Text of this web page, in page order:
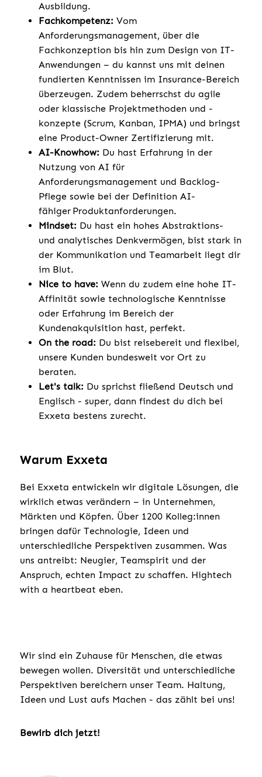
Ausbildung.
Fachkompetenz: Vom
Anforderungsmanagement, über die
Fachkonzeption bis hin zum Design von IT-
Anwendungen – du kannst uns mit deinen
fundierten Kenntnissen im Insurance-Bereich
überzeugen. Zudem beherrschst du agile
oder klassische Projektmethoden und -
konzepte (Scrum, Kanban, IPMA) und bringst
eine Product-Owner Zertifizierung mit.
AI-Knowhow: Du hast Erfahrung in der
Nutzung von AI für
Anforderungsmanagement und Backlog-
Pflege sowie bei der Definition AI-
fähiger Produktanforderungen.
Mindset: Du hast ein hohes Abstraktions-
und analytisches Denkvermögen, bist stark in
der Kommunikation und Teamarbeit liegt dir
im Blut.
Nice to have: Wenn du zudem eine hohe IT-
Affinität sowie technologische Kenntnisse
oder Erfahrung im Bereich der
Kundenakquisition hast, perfekt.
On the road: Du bist reisebereit und flexibel,
unsere Kunden bundesweit vor Ort zu
beraten.
Let's talk: Du sprichst fließend Deutsch und
Englisch - super, dann findest du dich bei
Exxeta bestens zurecht.
Warum Exxeta
Bei Exxeta entwickeln wir digitale Lösungen, die
wirklich etwas verändern – in Unternehmen,
Märkten und Köpfen. Über 1200 Kolleg:innen
bringen dafür Technologie, Ideen und
unterschiedliche Perspektiven zusammen. Was
uns antreibt: Neugier, Teamspirit und der
Anspruch, echten Impact zu schaffen. Hightech
with a heartbeat eben.
Wir sind ein Zuhause für Menschen, die etwas
bewegen wollen. Diversität und unterschiedliche
Perspektiven bereichern unser Team. Haltung,
Ideen und Lust aufs Machen - das zählt bei uns!
Bewirb dich jetzt!